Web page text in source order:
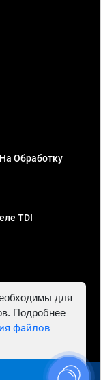
Обработку
TDI
- Автосервис
для
Подробнее
файлов